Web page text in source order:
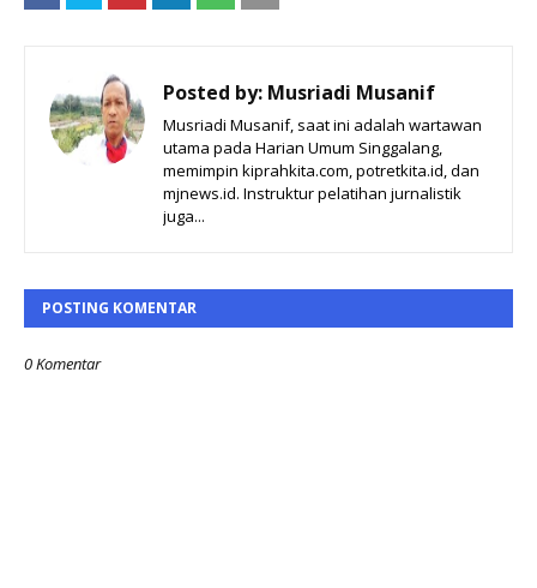
Posted by: Musriadi Musanif
Musriadi Musanif, saat ini adalah wartawan
utama pada Harian Umum Singgalang,
memimpin kiprahkita.com, potretkita.id, dan
mjnews.id. Instruktur pelatihan jurnalistik
juga...
POSTING KOMENTAR
0 Komentar